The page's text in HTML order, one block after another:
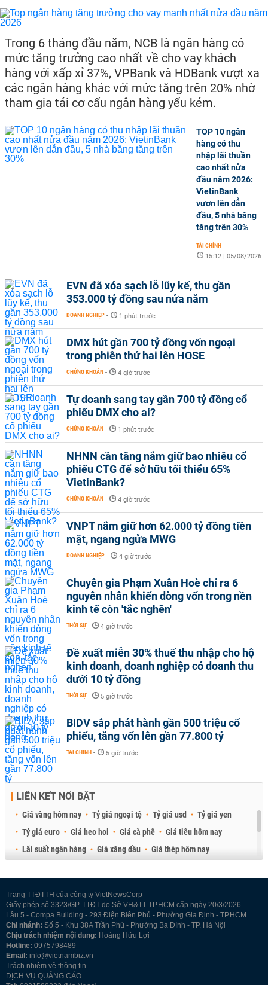
Trong 6 tháng đầu năm, NCB là ngân hàng có
mức tăng trưởng cao nhất về cho vay khách
hàng với xấp xỉ 37%, VPBank và HDBank vượt xa
các ngân hàng khác với mức tăng trên 20% nhờ
tham gia tái cơ cấu ngân hàng yếu kém.
TOP 10 ngân
hàng có thu
nhập lãi thuần
cao nhất nửa
đầu năm 2026:
VietinBank
vươn lên dẫn
đầu, 5 nhà băng
tăng trên 30%
TÀI CHÍNH -
15:12 | 05/08/2026
EVN đã xóa sạch lỗ lũy kế, thu gần
353.000 tỷ đồng sau nửa năm
DOANH NGHIỆP - 1 phút trước
DMX hút gần 700 tỷ đồng vốn ngoại
trong phiên thứ hai lên HOSE
CHỨNG KHOÁN - 4 giờ trước
Tự doanh sang tay gần 700 tỷ đồng cổ
phiếu DMX cho ai?
CHỨNG KHOÁN - 1 phút trước
NHNN cần tăng nắm giữ bao nhiêu cổ
phiếu CTG để sở hữu tối thiểu 65%
VietinBank?
CHỨNG KHOÁN - 4 giờ trước
VNPT nắm giữ hơn 62.000 tỷ đồng tiền
mặt, ngang ngửa MWG
DOANH NGHIỆP - 4 giờ trước
Chuyên gia Phạm Xuân Hoè chỉ ra 6
nguyên nhân khiến dòng vốn trong nền
kinh tế còn 'tắc nghẽn'
THỜI SỰ - 4 giờ trước
Đề xuất miễn 30% thuế thu nhập cho hộ
kinh doanh, doanh nghiệp có doanh thu
dưới 10 tỷ đồng
THỜI SỰ - 5 giờ trước
BIDV sắp phát hành gần 500 triệu cổ
phiếu, tăng vốn lên gần 77.800 tỷ
TÀI CHÍNH - 5 giờ trước
LIÊN KẾT NỔI BẬT
Giá vàng hôm nay Tỷ giá ngoại tệ Tỷ giá usd
Tỷ giá yen
Tỷ giá euro
Giá heo hơi Giá cà phê
Giá tiêu hôm nay
Lãi suất ngân hàng
Giá xăng dầu
Giá thép hôm nay
Trang TTĐTTH của công ty VietNewsCorp
Giấy phép số 3323/GP-TTĐT do Sở VH&TT TP.HCM cấp ngày 20/3/2026
Lầu 5 - Compa Building - 293 Điện Biên Phủ - Phường Gia Định - TP.HCM
Chi nhánh: Số 5 - Khu 38A Trần Phú - Phường Ba Đình - TP. Hà Nội
Chịu trách nhiệm nội dung: Hoàng Hữu Lợi
Hotline: 0975798489
Email: info@vietnambiz.vn
Trách nhiệm về thông tin
DỊCH VỤ QUẢNG CÁO